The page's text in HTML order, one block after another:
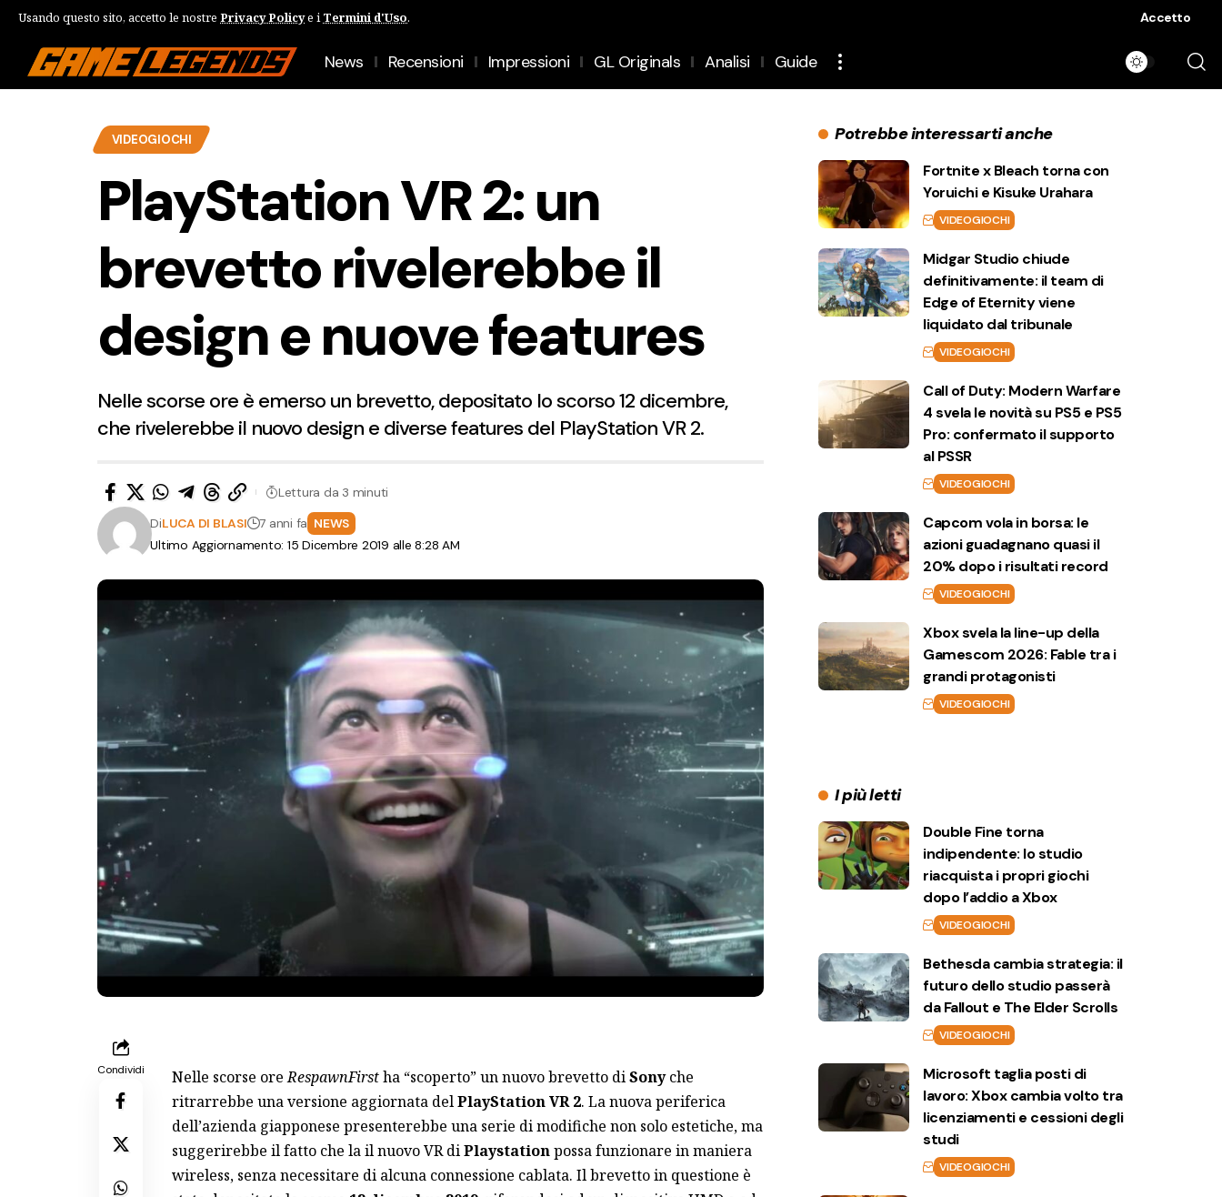
Usando questo sito, accetto le nostre Privacy Policye i Termini d'Uso. Accetto
News Recensioni Impressioni GL Originals Analisi Guide
VIDEOGIOCHI
PlayStation VR 2: un
brevetto rivelerebbe il
design e nuove features
Nelle scorse ore è emerso un brevetto, depositato lo scorso 12 dicembre,
che rivelerebbe il nuovo design e diverse features del PlayStation VR 2.
Ultimo Aggiornamento: 15 Dicembre 2019 alle 8:28 AM
DiLUCA DI BLASI 7 anni fa NEWS
Lettura da 3 minuti
Condividi Nelle scorse oreRespawnFirstha “scoperto” un nuovo brevetto diSonyche
ritrarrebbe una versione aggiornata delPlayStation VR 2. La nuova periferica
dell’azienda giapponese presenterebbe una serie di modifiche non solo estetiche, ma
suggerirebbe il fatto che la il nuovo VR diPlaystationpossa funzionare in maniera
wireless, senza necessitare di alcuna connessione cablata. Il brevetto in questione è
Potrebbe interessarti anche
Fortnite x Bleach torna con
Yoruichi e Kisuke Urahara
VIDEOGIOCHI
Midgar Studio chiude
definitivamente: il team di
Edge of Eternity viene
liquidato dal tribunale
VIDEOGIOCHI
Call of Duty: Modern Warfare
4 svela le novità su PS5 e PS5
Pro: confermato il supporto
al PSSR
VIDEOGIOCHI
Capcom vola in borsa: le
azioni guadagnano quasi il
20% dopo i risultati record
VIDEOGIOCHI
Xbox svela la line-up della
Gamescom 2026: Fable tra i
grandi protagonisti
VIDEOGIOCHI
I più letti
Double Fine torna
indipendente: lo studio
riacquista i propri giochi
dopo l’addio a Xbox
VIDEOGIOCHI
Bethesda cambia strategia: il
futuro dello studio passerà
da Fallout e The Elder Scrolls
VIDEOGIOCHI
Microsoft taglia posti di
lavoro: Xbox cambia volto tra
licenziamenti e cessioni degli
studi
VIDEOGIOCHI